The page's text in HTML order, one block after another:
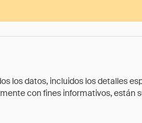
los datos, incluidos los detalles
con fines informativos, están